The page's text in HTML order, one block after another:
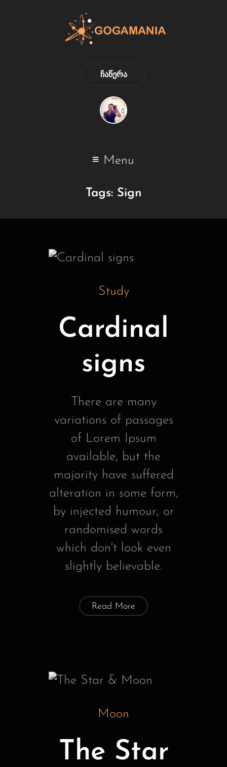
ᲩᲐᲬᲔᲠᲐ
Menu
Tags: Sign
Study
Cardinal
signs
There are many
variations of passages
of Lorem Ipsum
available, but the
majority have suffered
alteration in some form,
by injected humour, or
randomised words
which don't look even
slightly believable.
Read More
Moon
The Star